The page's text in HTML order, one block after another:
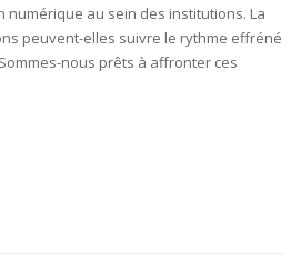
numérique au sein des institutions. La
peuvent-elles suivre le rythme effréné
nous prêts à affronter ces